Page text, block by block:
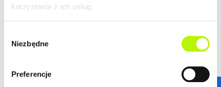
korzystania z ich usług.
zgody
Niezbędne
Preferencje
Mieszkanie